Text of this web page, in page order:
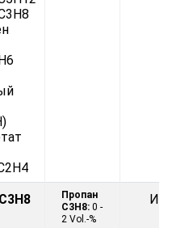
Пропан
C3H8: 0 -
2 Vol.-%